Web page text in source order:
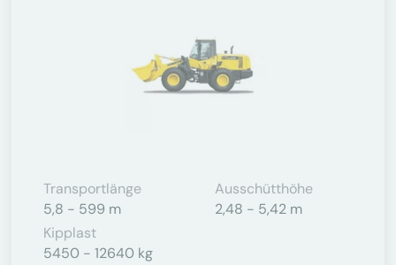
Transportlänge
5,8 - 599 m
Ausschütthöhe
2,48 - 5,42 m
Kipplast
5450 - 12640 kg